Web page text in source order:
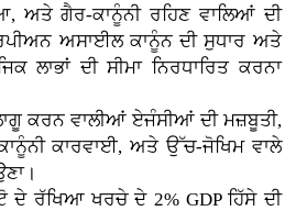
ਅਤੇ ਗੈਰ-ਕਾਨੂੰਨੀ ਰਹਿਣ ਵਾਲਿਆਂ ਦੀ
ਅਸਾਈਲ ਕਾਨੂੰਨ ਦੀ ਸੁਧਾਰ ਅਤੇ
ਲਾਭਾਂ ਦੀ ਸੀਮਾ ਨਿਰਧਾਰਿਤ ਕਰਨਾ
ਕਰਨ ਵਾਲੀਆਂ ਏਜੰਸੀਆਂ ਦੀ ਮਜ਼ਬੂਤੀ,
ਕਾਰਵਾਈ, ਅਤੇ ਉੱਚ-ਜੋਖਿਮ ਵਾਲੇ
ਰੱਖਿਆ ਖਰਚੇ ਦੇ 2% GDP ਹਿੱਸੇ ਦੀ